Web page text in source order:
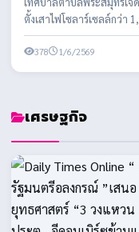
ตั้งเสาไฟโซลาร์เซลล์กว่า
ต้น งบประมาณกว่า 75 ล้า
พบข้อสงสัยหลาย...
378 1/6/2569
เศรษฐกิจ